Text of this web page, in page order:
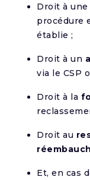
Droit à une
procédure
établie ;
Droit à un
via le CSP
Droit à la
Droit au
Et, en cas